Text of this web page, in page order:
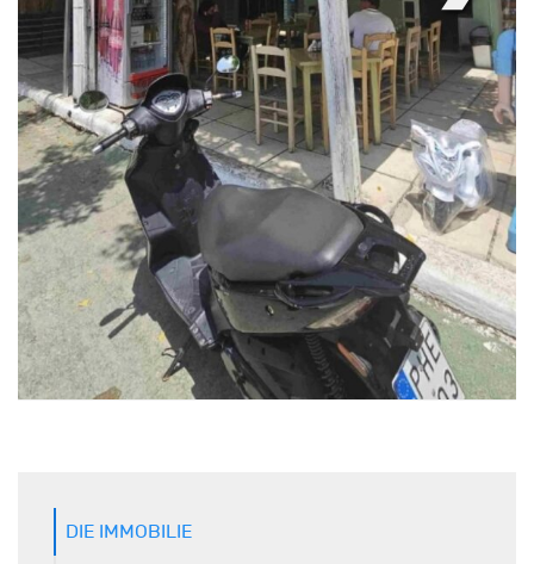
DIE IMMOBILIE